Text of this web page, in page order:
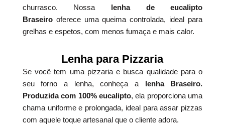
churrasco. Nossa lenha de eucalipto
Braseirooferece uma queima controlada, ideal para
grelhas e espetos, com menos fumaça e mais calor.
Lenha para Pizzaria
Se você tem uma pizzaria e busca qualidade para o
seu forno a lenha, conheça a lenha Braseiro.
Produzida com 100% eucalipto, ela proporciona uma
chama uniforme e prolongada, ideal para assar pizzas
com aquele toque artesanal que o cliente adora.